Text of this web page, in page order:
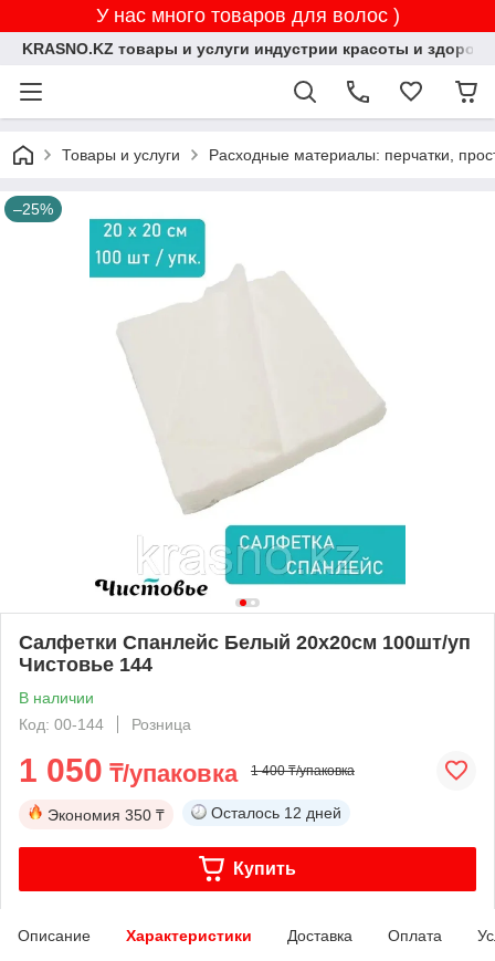
У нас много товаров для волос )
KRASNO.KZ товары и услуги индустрии красоты и
Товары и услуги Расходные материалы: перчатки,
–25%
Салфетки Спанлейс Белый 20х20см 100шт/уп
Чистовье 144
В наличии
Код: 00-144
Розница
1 050 ₸/упаковка 1 400 ₸/упаковка
Экономия 350 ₸ Осталось 12 дней
Купить
Описание Характеристики Доставка Оплата